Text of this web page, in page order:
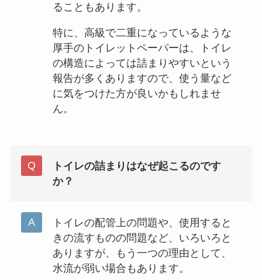
ることもあります。
特に、高級で二重になっているような
厚手のトイレットペーパーは、トイレ
の構造によっては詰まりやすいという
報告が多くありますので、使う量など
に気をつけた方が良いかもしれませ
ん。
トイレの詰まりはなぜ起こるのです
か？
トイレの配管上の問題や、使用すると
きの流すものの問題など、いろいろと
ありますが、もう一つの理由として、
水流が弱い場合もあります。